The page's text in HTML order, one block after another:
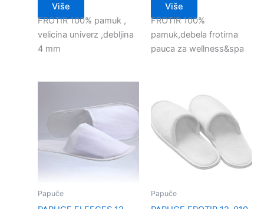
Više
FROTIR 100% pamuk ,
velicina univerz ,debljina
4 mm
Više
FROTIR 100%
pamuk,debela frotirna
pauca za wellness&spa
Papuče Papuče